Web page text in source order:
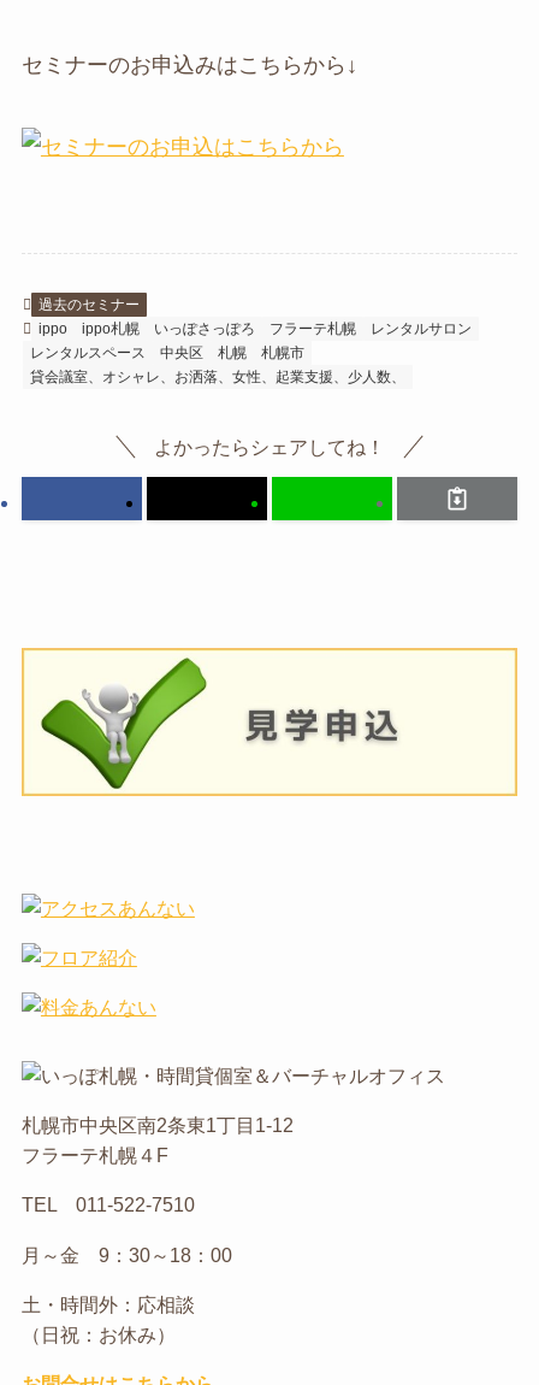
セミナーのお申込みはこちらから↓
過去のセミナー
ippo
ippo札幌 いっぽさっぽろ フラーテ札幌
レンタルサロン
レンタルスペース
中央区 札幌
札幌市
貸会議室、オシャレ、お洒落、女性、起業支援、少人数、
よかったらシェアしてね！
札幌市中央区南2条東1丁目1-12
フラーテ札幌４F
TEL 011-522-7510
月～金 9：30～18：00
土・時間外：応相談
（日祝：お休み）